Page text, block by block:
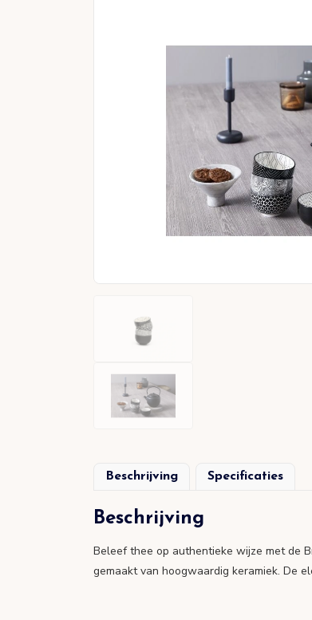
Beschrijving Specificaties
Beschrijving
Beleef thee op authentieke wijze met de
gemaakt van hoogwaardig keramiek. De